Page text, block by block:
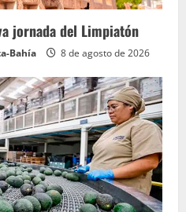
jornada del Limpiatón
Bahía 8 de agosto de 2026